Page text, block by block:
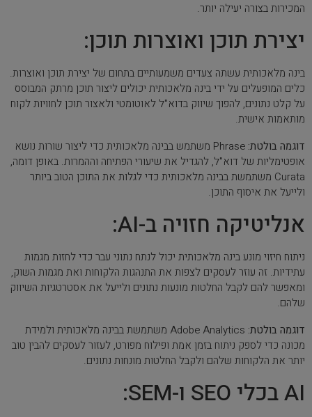
המכירות בצורה יעילה יותר.
יצירת תוכן ואוצרות תוכן:
בינה מלאכותית עשתה צעדים משמעותיים בתחום של יצירת תוכן ואוצרות.
כלים המופעלים על ידי בינה מלאכותית יכולים ליצור תוכן מרתק המבוסס
על קלט נתונים, להפוך שיווק בדוא"ל לאוטומטי ולאצור תוכן לחוויות לקוח
מותאמות אישית.
דוגמה בולטת:
Phrase משתמש בבינה מלאכותית כדי ליצור שורות נושא
אופטימליות של דוא"ל, להגדיל את שיעורי הפתיחה וההמרות. באופן דומה,
Curata משתמשת בבינה מלאכותית כדי לגלות את התוכן הטוב ביותר
ולייעל את איסוף התוכן.
אנליטיקה חזויה ב-AI:
ניתוח חיזוי מונע בינה מלאכותית יכול לנתח נתוני עבר כדי לחזות מגמות
עתידיות. זה עוזר לעסקים לצפות את התנהגות הלקוחות ואת מגמות השוק,
ומאפשר להם לקבל החלטות מונעות נתונים ולייעל את אסטרטגיות השיווק
שלהם.
דוגמה בולטת:
Adobe Analytics משתמשת בבינה מלאכותית ולמידת
מכונה כדי לספק ניתוח בזמן אמת ופילוח מפורט, לעזור לעסקים להבין טוב
יותר את הלקוחות שלהם ולקבל החלטות מונחות נתונים.
AI בכלי SEO ו-SEM: